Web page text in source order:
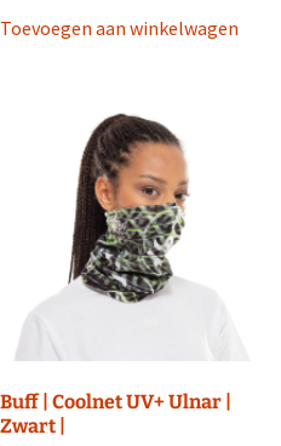
Toevoegen aan winkelwagen
Buff | Coolnet UV+ Ulnar |
Zwart |